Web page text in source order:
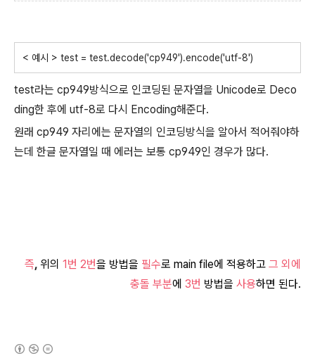
< 예시 > test = test.decode('cp949').encode('utf-8')
test라는 cp949방식으로 인코딩된 문자열을 Unicode로 Deco
ding한 후에 utf-8로 다시 Encoding해준다.
원래 cp949 자리에는 문자열의 인코딩방식을 알아서 적어줘야하
는데 한글 문자열일 때 에러는 보통 cp949인 경우가 많다.
즉, 위의 1번 2번을 방법을 필수로 main file에 적용하고 그 외에
충돌 부분에 3번 방법을 사용하면 된다.